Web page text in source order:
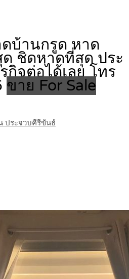
บ้านกรูด หาด
ชิดหาดที่สุด ประ
กิจต่อได้เลย โทร
ขาย For Sale
ประจวบคีรีขันธ์